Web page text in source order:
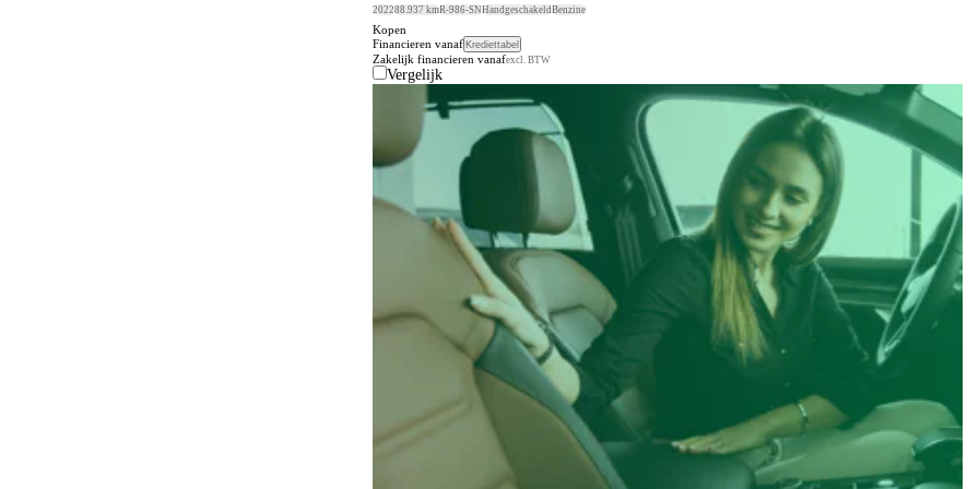
202288.937 kmR-986-SNHandgeschakeld Benzine
Kopen
Financieren vanaf Krediettabel
Zakelijk financieren vanafexcl. BTW
Vergelijk